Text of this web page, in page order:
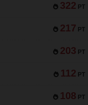
322 PT
217 PT
203 PT
112 PT
108 PT